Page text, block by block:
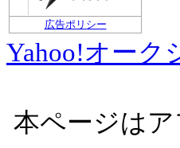
広告ポリシー
Yahoo!オーク
本ページは